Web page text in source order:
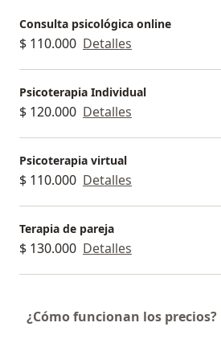
Consulta psicológica online
$ 110.000 Detalles
Psicoterapia Individual
$ 120.000 Detalles
Psicoterapia virtual
$ 110.000 Detalles
Terapia de pareja
$ 130.000 Detalles
¿Cómo funcionan los precios?